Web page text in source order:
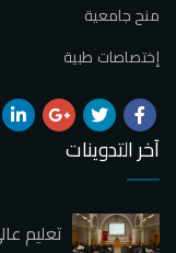
منح جامعية
إختصاصات طبية
آخر التدوينات
تعليم